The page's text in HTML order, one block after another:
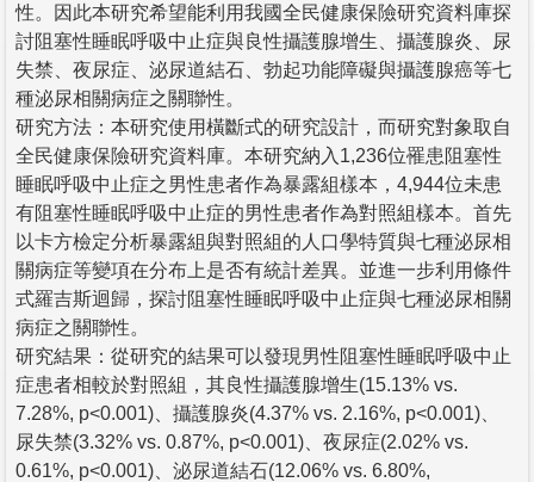
性。因此本研究希望能利用我國全民健康保險研究資料庫探
討阻塞性睡眠呼吸中止症與良性攝護腺增生、攝護腺炎、尿
失禁、夜尿症、泌尿道結石、勃起功能障礙與攝護腺癌等七
種泌尿相關病症之關聯性。
研究方法：本研究使用橫斷式的研究設計，而研究對象取自
全民健康保險研究資料庫。本研究納入1,236位罹患阻塞性
睡眠呼吸中止症之男性患者作為暴露組樣本，4,944位未患
有阻塞性睡眠呼吸中止症的男性患者作為對照組樣本。首先
以卡方檢定分析暴露組與對照組的人口學特質與七種泌尿相
關病症等變項在分布上是否有統計差異。並進一步利用條件
式羅吉斯迴歸，探討阻塞性睡眠呼吸中止症與七種泌尿相關
病症之關聯性。
研究結果：從研究的結果可以發現男性阻塞性睡眠呼吸中止
症患者相較於對照組，其良性攝護腺增生(15.13% vs.
7.28%, p<0.001)、攝護腺炎(4.37% vs. 2.16%, p<0.001)、
尿失禁(3.32% vs. 0.87%, p<0.001)、夜尿症(2.02% vs.
0.61%, p<0.001)、泌尿道結石(12.06% vs. 6.80%,